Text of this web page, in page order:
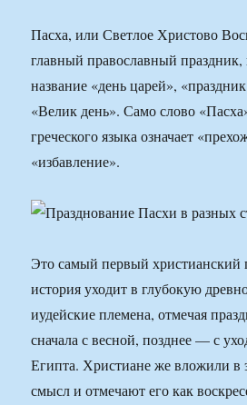
Пасха, или Светлое Христово
главный православный
название «день царей»,
«Велик день». Само слово
греческого языка означает
«избавление».
Это самый первый христианский
история уходит в глубокую
иудейские племена, отмечая
сначала с весной, позднее — с
Египта. Христиане же вложили в
смысл и отмечают его как